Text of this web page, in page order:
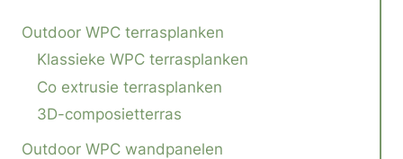
Outdoor WPC terrasplanken
Klassieke WPC terrasplanken
Co extrusie terrasplanken
3D-composietterras
Outdoor WPC wandpanelen